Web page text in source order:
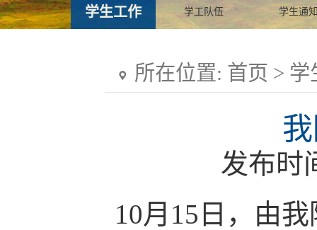
学生工作 学工队伍 学生通
所在位置: 首页 > 学
发布时
10月 15 日，由